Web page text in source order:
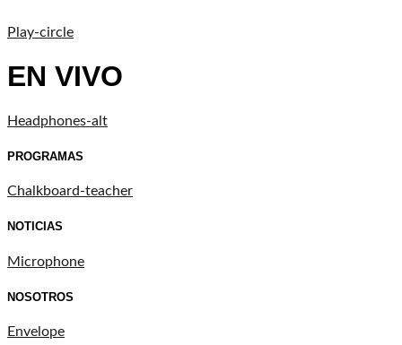
Play-circle
EN VIVO
Headphones-alt
PROGRAMAS
Chalkboard-teacher
NOTICIAS
Microphone
NOSOTROS
Envelope